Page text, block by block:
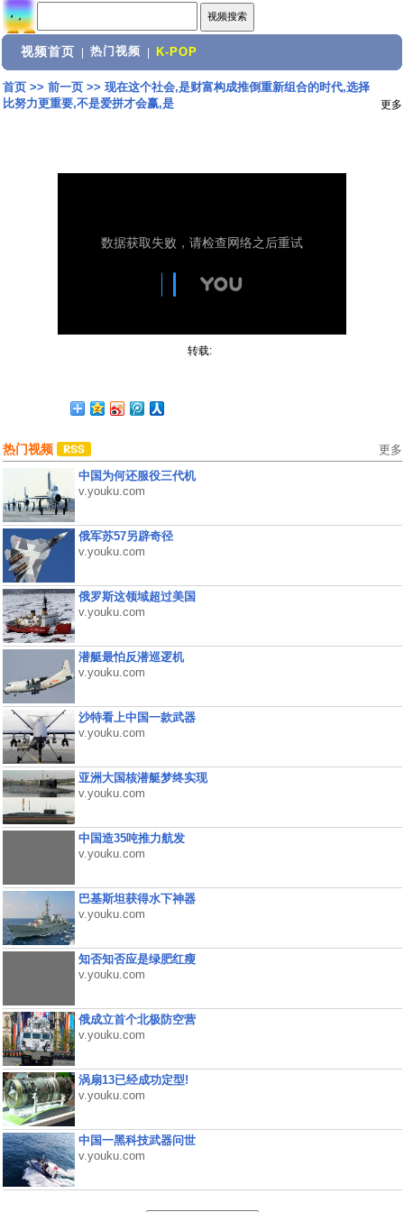
视频首页 热门视频 K-POP
首页>> 前一页>> 现在这个社会,是财富构成推倒重新组合的时代,选择
比努力更重要,不是爱拼才会赢,是
更多
转载:
热门视频 更多
中国为何还服役三代机
v.youku.com
俄军苏57另辟奇径
v.youku.com
俄罗斯这领域超过美国
v.youku.com
潜艇最怕反潜巡逻机
v.youku.com
沙特看上中国一款武器
v.youku.com
亚洲大国核潜艇梦终实现
v.youku.com
中国造35吨推力航发
v.youku.com
巴基斯坦获得水下神器
v.youku.com
知否知否应是绿肥红瘦
v.youku.com
俄成立首个北极防空营
v.youku.com
涡扇13已经成功定型!
v.youku.com
中国一黑科技武器问世
v.youku.com